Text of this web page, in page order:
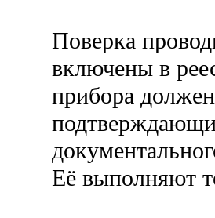
Поверка
включены в
прибора
Её выполняют